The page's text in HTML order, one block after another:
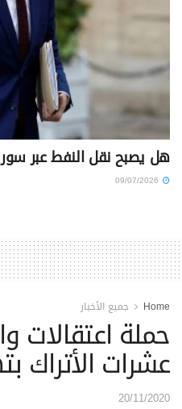
هل يصبح نقل النفط عبر
Home جميع الأخبار
حملة اعتقالات
عشرات الأتراك
20/11/2020